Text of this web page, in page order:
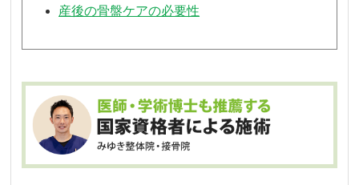
産後の骨盤ケアの必要性